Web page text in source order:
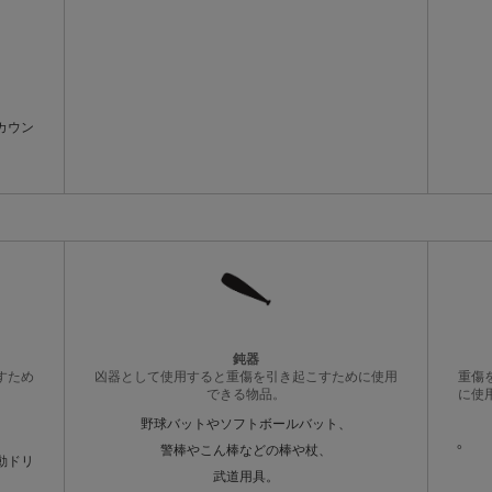
ウン
ため
ドリ
鈍器
凶器として使用すると重傷を引き起こすために使用
できる物品。
野球バットやソフトボールバット、
警棒やこん棒などの棒や杖、
武道用具。
重傷
に使
。